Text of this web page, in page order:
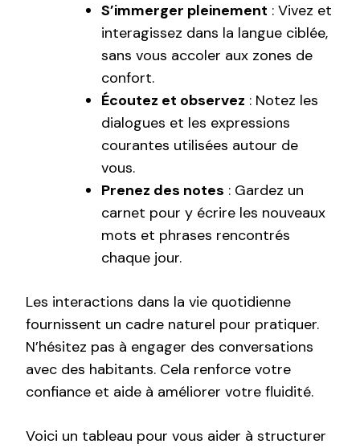
S’immerger pleinement : Vivez et
interagissez dans la langue ciblée,
sans vous accoler aux zones de
confort.
Écoutez et observez : Notez les
dialogues et les expressions
courantes utilisées autour de
vous.
Prenez des notes : Gardez un
carnet pour y écrire les nouveaux
mots et phrases rencontrés
chaque jour.
Les interactions dans la vie quotidienne
fournissent un cadre naturel pour pratiquer.
N’hésitez pas à engager des conversations
avec des habitants. Cela renforce votre
confiance et aide à améliorer votre fluidité.
Voici un tableau pour vous aider à structurer